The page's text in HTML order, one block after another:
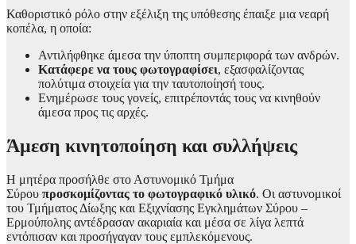
Καθοριστικό ρόλο στην εξέλιξη της υπόθεσης έπαιξε μια νεαρή
κοπέλα, η οποία:
Αντιλήφθηκε άμεσα την ύποπτη συμπεριφορά των ανδρών.
Κατάφερε να τους φωτογραφίσει, εξασφαλίζοντας
πολύτιμα στοιχεία για την ταυτοποίησή τους.
Ενημέρωσε τους γονείς, επιτρέποντάς τους να κινηθούν
άμεσα προς τις αρχές.
Άμεση κινητοποίηση και συλλήψεις
Η μητέρα προσήλθε στο Αστυνομικό Τμήμα
Σύρου προσκομίζοντας το φωτογραφικό υλικό. Οι αστυνομικοί
του Τμήματος Δίωξης και Εξιχνίασης Εγκλημάτων Σύρου –
Ερμούπολης αντέδρασαν ακαριαία και μέσα σε λίγα λεπτά
εντόπισαν και προσήγαγαν τους εμπλεκόμενους.